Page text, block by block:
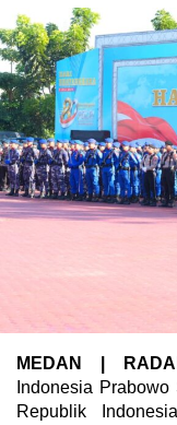
MEDAN |
Indonesia
Republik